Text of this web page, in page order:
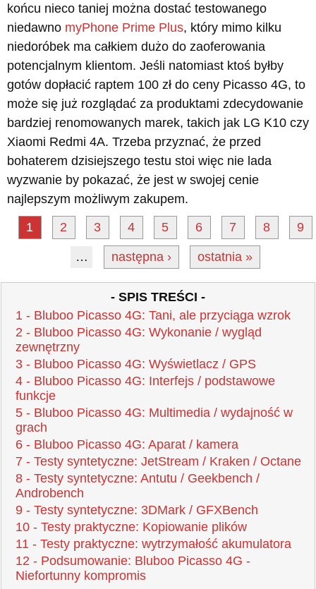
końcu nieco taniej można dostać testowanego
niedawno myPhone Prime Plus, który mimo kilku
niedoróbek ma całkiem dużo do zaoferowania
potencjalnym klientom. Jeśli natomiast ktoś byłby
gotów dopłacić raptem 100 zł do ceny Picasso 4G, to
może się już rozglądać za produktami zdecydowanie
bardziej renomowanych marek, takich jak LG K10 czy
Xiaomi Redmi 4A. Trzeba przyznać, że przed
bohaterem dzisiejszego testu stoi więc nie lada
wyzwanie by pokazać, że jest w swojej cenie
najlepszym możliwym zakupem.
1
2 3 4 5 6 7 8 9
… następna › ostatnia »
- SPIS TREŚCI -
1 - Bluboo Picasso 4G: Tani, ale przyciąga wzrok
2 - Bluboo Picasso 4G: Wykonanie / wygląd
zewnętrzny
3 - Bluboo Picasso 4G: Wyświetlacz / GPS
4 - Bluboo Picasso 4G: Interfejs / podstawowe
funkcje
5 - Bluboo Picasso 4G: Multimedia / wydajność w
grach
6 - Bluboo Picasso 4G: Aparat / kamera
7 - Testy syntetyczne: JetStream / Kraken / Octane
8 - Testy syntetyczne: Antutu / Geekbench /
Androbench
9 - Testy syntetyczne: 3DMark / GFXBench
10 - Testy praktyczne: Kopiowanie plików
11 - Testy praktyczne: wytrzymałość akumulatora
12 - Podsumowanie: Bluboo Picasso 4G -
Niefortunny kompromis